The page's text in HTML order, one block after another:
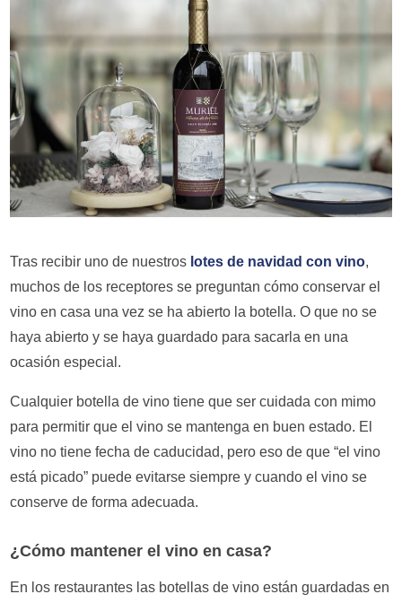
Tras recibir uno de nuestros lotes de navidad con vino,
muchos de los receptores se preguntan cómo conservar el
vino en casa una vez se ha abierto la botella. O que no se
haya abierto y se haya guardado para sacarla en una
ocasión especial.
Cualquier botella de vino tiene que ser cuidada con mimo
para permitir que el vino se mantenga en buen estado. El
vino no tiene fecha de caducidad, pero eso de que “el vino
está picado” puede evitarse siempre y cuando el vino se
conserve de forma adecuada.
¿Cómo mantener el vino en casa?
En los restaurantes las botellas de vino están guardadas en